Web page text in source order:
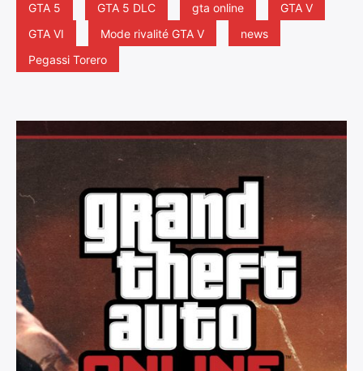
GTA 5 GTA 5 DLC gta online
GTA V
GTA VI
Mode rivalité GTA V
news
Pegassi Torero